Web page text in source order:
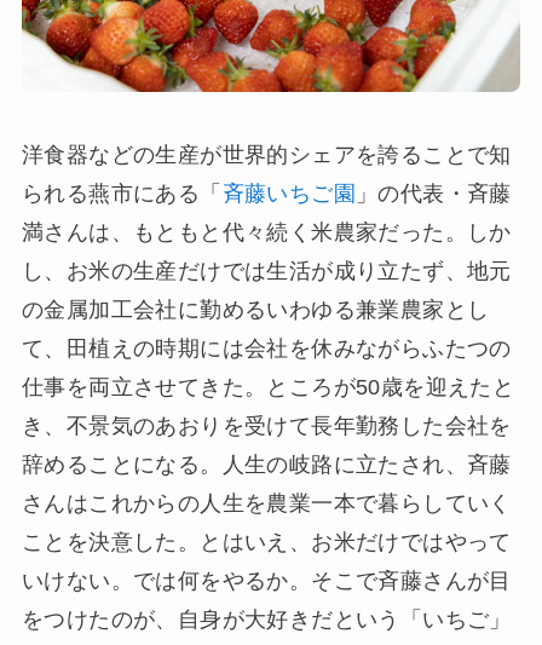
洋食器などの生産が世界的シェアを誇ることで知
られる燕市にある「 斉藤いちご園 」の代表・斉藤
満さんは、もともと代々続く米農家だった。しか
し、お米の生産だけでは生活が成り立たず、地元
の金属加工会社に勤めるいわゆる兼業農家とし
て、田植えの時期には会社を休みながらふたつの
仕事を両立させてきた。ところが50歳を迎えたと
き、不景気のあおりを受けて長年勤務した会社を
辞めることになる。人生の岐路に立たされ、斉藤
さんはこれからの人生を農業一本で暮らしていく
ことを決意した。とはいえ、お米だけではやって
いけない。では何をやるか。そこで斉藤さんが目
をつけたのが、自身が大好きだという「いちご」